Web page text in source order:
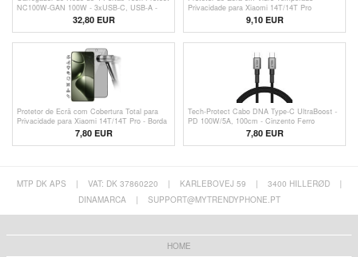
NC100W-GAN 100W - 3xUSB-C, USB-A -
32,80 EUR
Privacidade para Xiaomi 14T/14T Pro
9,10 EUR
Protetor de Ecrã com Cobertura Total para
Privacidade para Xiaomi 14T/14T Pro - Borda
7,80EUR
Tech-Protect Cabo DNA Type-C UltraBoost -
PD 100W/5A, 100cm - Cinzento Ferro
7,80 EUR
MTP DK APS | VAT: DK 37860220 | KARLEBOVEJ 59 | 3400 HILLERØD
|
DINAMARCA
| SUPPORT@MYTRENDYPHONE.PT
HOME